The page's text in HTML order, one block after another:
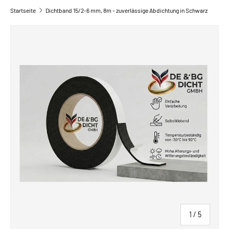
Startseite Dichtband 15/2-6 mm, 8m - zuverlässige Abdichtung in Schwarz
1 / von
5